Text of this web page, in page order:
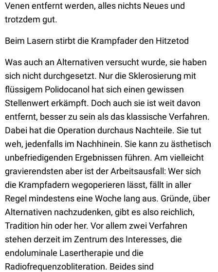
Venen entfernt werden, alles nichts Neues und
trotzdem gut.
Beim Lasern stirbt die Krampfader den Hitzetod
Was auch an Alternativen versucht wurde, sie haben
sich nicht durchgesetzt. Nur die Sklerosierung mit
flüssigem Polidocanol hat sich einen gewissen
Stellenwert erkämpft. Doch auch sie ist weit davon
entfernt, besser zu sein als das klassische Verfahren.
Dabei hat die Operation durchaus Nachteile. Sie tut
weh, jedenfalls im Nachhinein. Sie kann zu ästhetisch
unbefriedigenden Ergebnissen führen. Am vielleicht
gravierendsten aber ist der Arbeitsausfall: Wer sich
die Krampfadern wegoperieren lässt, fällt in aller
Regel mindestens eine Woche lang aus. Gründe, über
Alternativen nachzudenken, gibt es also reichlich,
Tradition hin oder her. Vor allem zwei Verfahren
stehen derzeit im Zentrum des Interesses, die
endoluminale Lasertherapie und die
Radiofrequenzobliteration. Beides sind